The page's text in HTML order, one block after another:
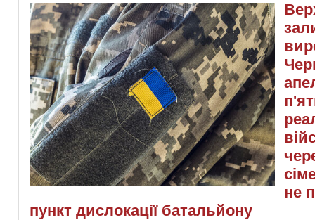
не
пункт дислокації батальйону